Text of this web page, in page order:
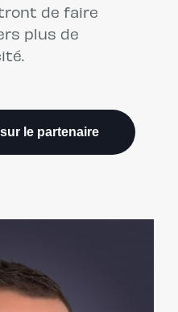
de faire
plus de
le partenaire